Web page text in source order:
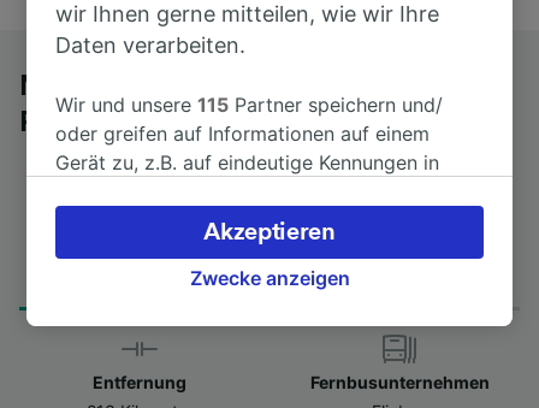
Mit dem Fernbus von Barletta nach
Pescara Porta Nuova
from 4Std 25min
Erster und letzter Bus
07:55 - 07:55
Entfernung
Fernbusunternehmen
wir Ihnen gerne mitteilen, wie wir Ihre
Daten verarbeiten.
Wir und unsere115 Partner speichern und/
oder greifen auf Informationen auf einem
Gerät zu, z.B. auf eindeutige Kennungen in
verarbeiten. Sie können Ihre Präferenzen
akzeptieren oder verwalten, einschließlich
Ihres Widerspruchsrechts bei berechtigtem
besuchen Sie jederzeit die Seite der
Datenschutzrichtlinie. Diese Präferenzen
werden unseren Partnern signalisiert und
Zwecke anzeigen
Akzeptieren